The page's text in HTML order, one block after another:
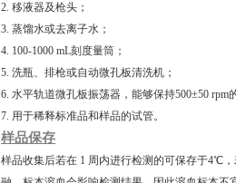
2. 移液器及枪头；
3. 蒸馏水或去离子水；
4. 100-1000 mL刻度量筒；
5. 洗瓶、排枪或自动微孔板清洗机；
6. 水平轨道微孔板振荡器，能够保持500±50 rpm
7. 用于稀释标准品和样品的试管。
样品保存
样品收集后若在 1 周内进行检测的可保存于4℃